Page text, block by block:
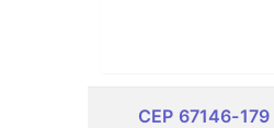
CEP 67146-179